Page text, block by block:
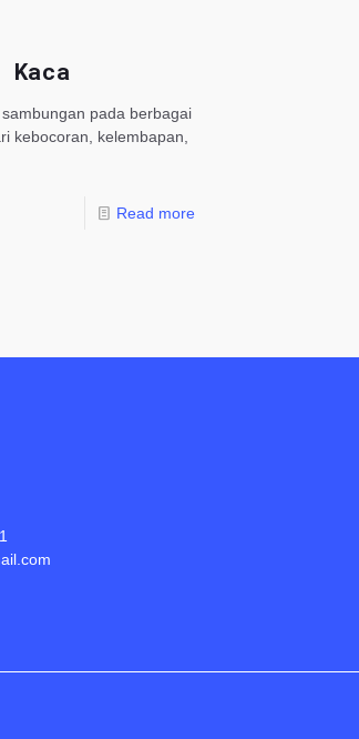
pada berbagai
kebocoran, kelembapan,
Read more